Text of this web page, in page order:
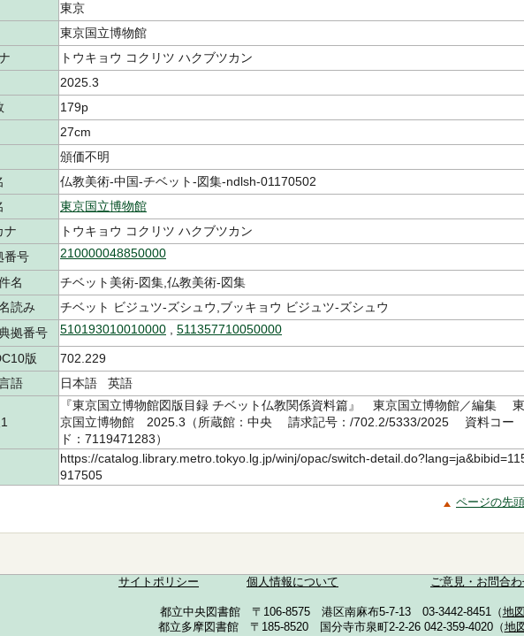
東京
東京国立博物館
トウキョウ コクリツ ハクブツカン
2025.3
179p
27cm
頒価不明
仏教美術-中国-チベット-図集-ndlsh-01170502
東京国立博物館
ナ
トウキョウ コクリツ ハクブツカン
番号
210000048850000
名
チベット美術-図集,仏教美術-図集
読み
チベット ビジュツ-ズシュウ,ブッキョウ ビジュツ-ズシュウ
拠番号
510193010010000 511357710050000
版
702.229
語
日本語 英語
『東京国立博物館図版目録 チベット仏教関係資料篇』 東京国立博物館／編集 東
京国立博物館 2025.3（所蔵館：中央 請求記号：/702.2/5333/2025 資料コー
ド：7119471283）
https://catalog.library.metro.tokyo.lg.jp/winj/opac/switch-
917505
ページの先
サイトポリシー 個人情報について ご意見・お問合
都立中央図書館 〒106-8575 港区南麻布5-7-13 03-3442-8451（地
都立多摩図書館 〒185-8520 国分寺市泉町2-2-26 042-359-4020（地